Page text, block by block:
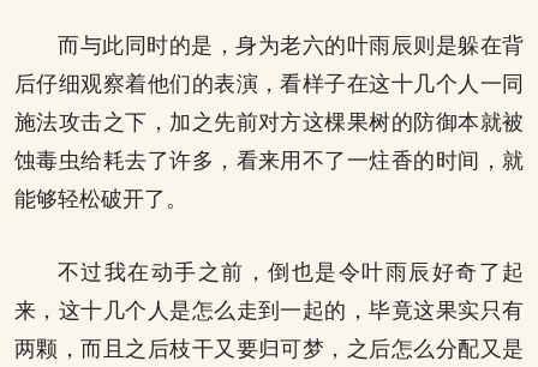
而与此同时的是，身为老六的叶雨辰则是躲在背
后仔细观察着他们的表演，看样子在这十几个人一同
施法攻击之下，加之先前对方这棵果树的防御本就被
蚀毒虫给耗去了许多，看来用不了一炷香的时间，就
能够轻松破开了。
不过我在动手之前，倒也是令叶雨辰好奇了起
来，这十几个人是怎么走到一起的，毕竟这果实只有
两颗，而且之后枝干又要归可梦，之后怎么分配又是